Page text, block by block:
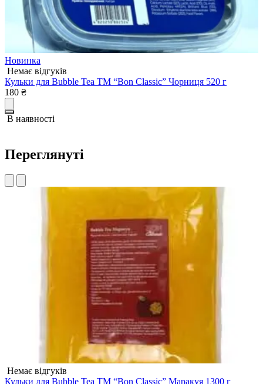
Новинка
Немає відгуків
Кульки для Bubble Tea ТМ “Bon Classic” Чорниця 520 г
180 ₴
В наявності
Переглянуті
Немає відгуків
Кульки для Bubble Tea ТМ “Bon Classic” Маракуя 1300 г